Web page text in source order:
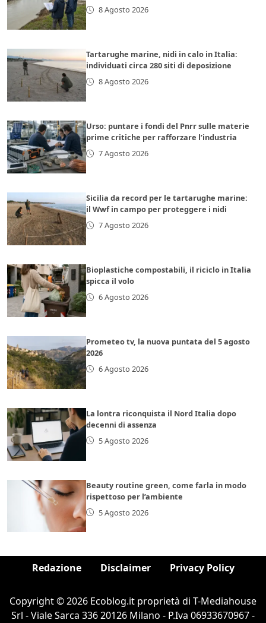
8 Agosto 2026
Tartarughe marine, nidi in calo in Italia:
individuati circa 280 siti di deposizione
8 Agosto 2026
Urso: puntare i fondi del Pnrr sulle materie
prime critiche per rafforzare l’industria
7 Agosto 2026
Sicilia da record per le tartarughe marine:
il Wwf in campo per proteggere i nidi
7 Agosto 2026
Bioplastiche compostabili, il riciclo in Italia
spicca il volo
6 Agosto 2026
Prometeo tv, la nuova puntata del 5 agosto
2026
6 Agosto 2026
La lontra riconquista il Nord Italia dopo
decenni di assenza
5 Agosto 2026
Beauty routine green, come farla in modo
rispettoso per l’ambiente
5 Agosto 2026
Redazione Disclaimer Privacy Policy
Copyright © 2026 Ecoblog.it proprietà di T-Mediahouse
Srl - Viale Sarca 336 20126 Milano - P.Iva 06933670967 -